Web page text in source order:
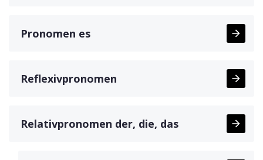
Pronomen es
Reflexivpronomen
Relativpronomen der, die, das